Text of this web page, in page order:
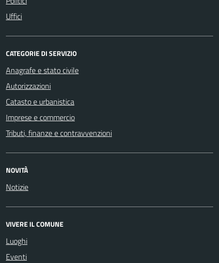
Uffici
CATEGORIE DI SERVIZIO
Anagrafe e stato civile
Autorizzazioni
Catasto e urbanistica
Imprese e commercio
Tributi, finanze e contravvenzioni
NOVITÀ
Notizie
VIVERE IL COMUNE
Luoghi
Eventi